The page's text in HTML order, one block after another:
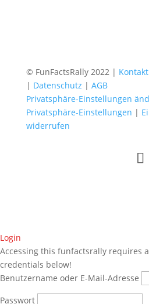
© FunFactsRally 2022 | Kontakt
| Datenschutz | AGB
Privatsphäre-Einstellungen
Privatsphäre-Einstellungen |
widerrufen
Login
Accessing this funfactsrally requires
credentials below!
Benutzername oder E-Mail-Adresse
Passwort